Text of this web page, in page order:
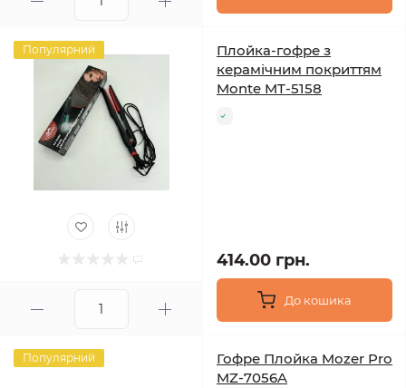
Популярний
Плойка-гофре з
керамічним покриттям
Monte MT-5158
414.00 грн.
До кошика
Популярний
Гофре Плойка Mozer Pro
MZ-7056A